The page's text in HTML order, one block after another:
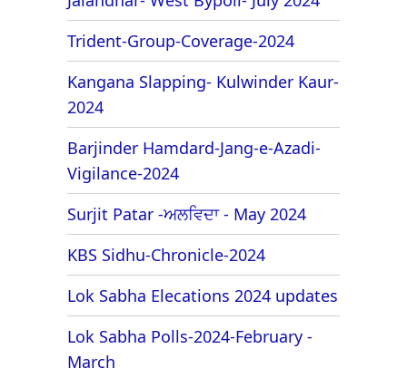
Trident-Group-Coverage-2024
Kangana Slapping- Kulwinder Kaur-
2024
Barjinder Hamdard-Jang-e-Azadi-
Vigilance-2024
Surjit Patar -ਅਲਵਿਦਾ - May 2024
KBS Sidhu-Chronicle-2024
Lok Sabha Elecations 2024 updates
Lok Sabha Polls-2024-February -
March